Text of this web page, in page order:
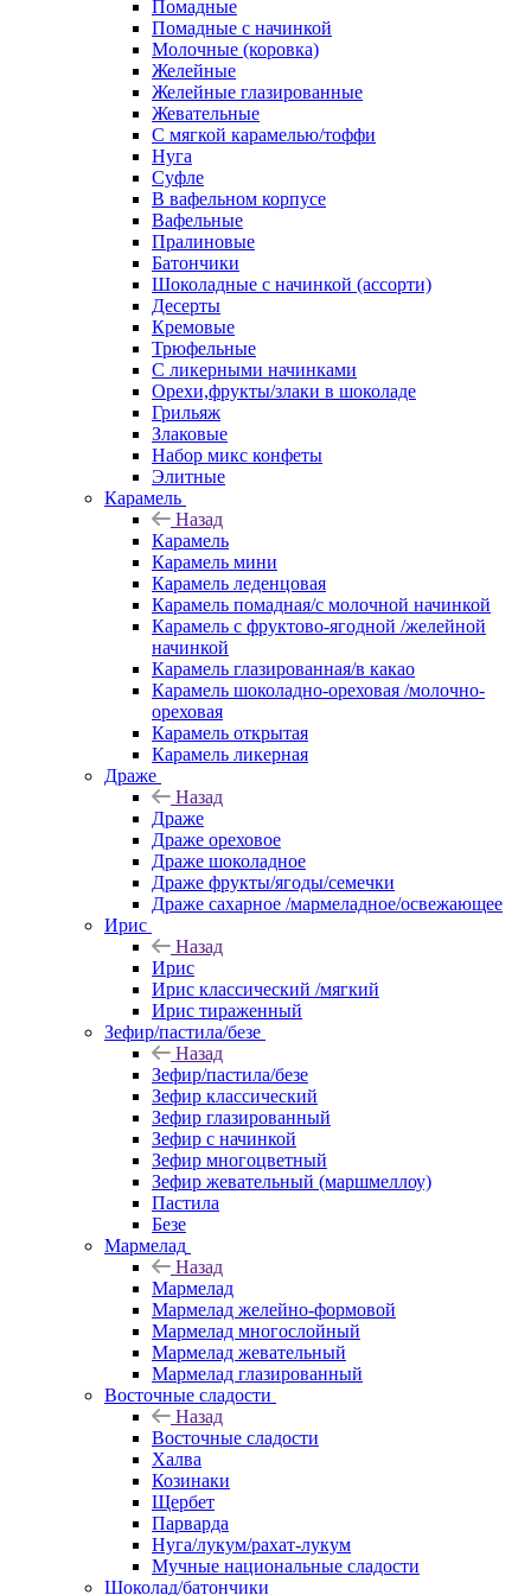
Помадные
Помадные с начинкой
Молочные (коровка)
Желейные
Желейные глазированные
Жевательные
С мягкой карамелью/тоффи
Нуга
Суфле
В вафельном корпусе
Вафельные
Пралиновые
Батончики
Шоколадные с начинкой (ассорти)
Десерты
Кремовые
Трюфельные
С ликерными начинками
Орехи,фрукты/злаки в шоколаде
Грильяж
Злаковые
Набор микс конфеты
Элитные
Карамель
Назад
Карамель
Карамель мини
Карамель леденцовая
Карамель помадная/с молочной начинкой
Карамель с фруктово-ягодной /желейной
начинкой
Карамель глазированная/в какао
Карамель шоколадно-ореховая /молочно-
ореховая
Карамель открытая
Карамель ликерная
Драже
Назад
Драже
Драже ореховое
Драже шоколадное
Драже фрукты/ягоды/семечки
Драже сахарное /мармеладное/освежающее
Ирис
Назад
Ирис
Ирис классический /мягкий
Ирис тираженный
Зефир/пастила/безе
Назад
Зефир/пастила/безе
Зефир классический
Зефир глазированный
Зефир с начинкой
Зефир многоцветный
Зефир жевательный (маршмеллоу)
Пастила
Безе
Мармелад
Назад
Мармелад
Мармелад желейно-формовой
Мармелад многослойный
Мармелад жевательный
Мармелад глазированный
Восточные сладости
Назад
Восточные сладости
Халва
Козинаки
Щербет
Парварда
Нуга/лукум/рахат-лукум
Мучные национальные сладости
Шоколад/батончики